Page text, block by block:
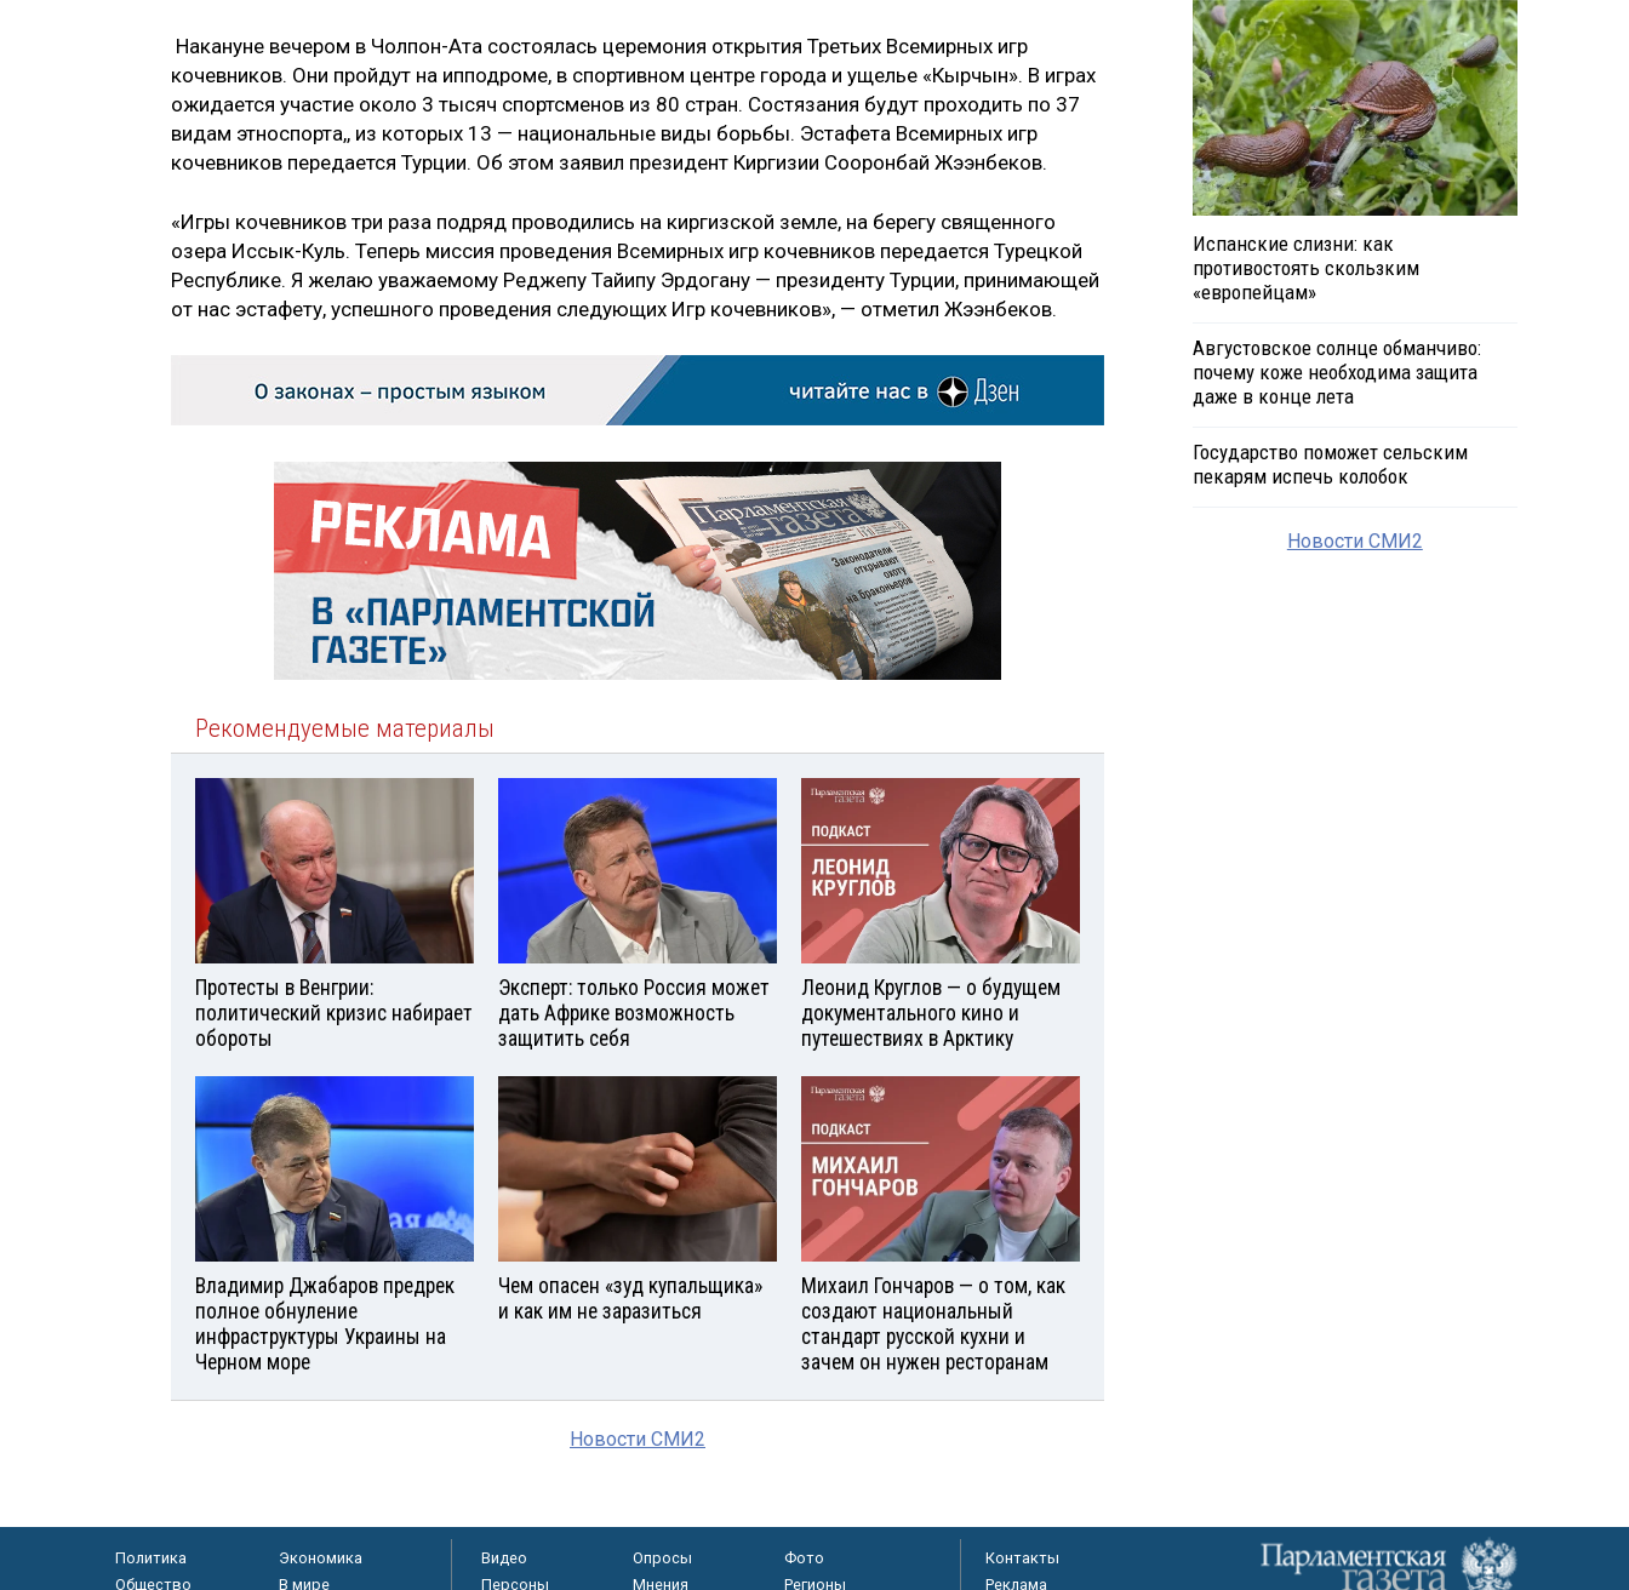
Накануне вечером в Чолпон-Ата состоялась церемония открытия Третьих Всемирных игр
кочевников. Они пройдут на ипподроме, в спортивном центре города и ущелье «Кырчын». В играх
ожидается участие около 3 тысяч спортсменов из 80 стран. Состязания будут проходить по 37
видам этноспорта,, из которых 13 — национальные виды борьбы. Эстафета Всемирных игр
кочевников передается Турции. Об этом заявил президент Киргизии Сооронбай Жээнбеков.
«Игры кочевников три раза подряд проводились на киргизской земле, на берегу священного
озера Иссык-Куль. Теперь миссия проведения Всемирных игр кочевников передается Турецкой
Республике. Я желаю уважаемому Реджепу Тайипу Эрдогану — президенту Турции, принимающей
от нас эстафету, успешного проведения следующих Игр кочевников», — отметил Жээнбеков.
Рекомендуемые материалы
Протесты в Венгрии:
политический кризис набирает
обороты
Эксперт: только Россия может
дать Африке возможность
защитить себя
Леонид Круглов — о будущем
документального кино и
путешествиях в Арктику
Владимир Джабаров предрек
полное обнуление
инфраструктуры Украины на
Черном море
Чем опасен «зуд купальщика»
и как им не заразиться
Михаил Гончаров — о том, как
создают национальный
стандарт русской кухни и
зачем он нужен ресторанам
Новости СМИ2
Испанские слизни: как
противостоять скользким
«европейцам»
Августовское солнце обманчиво:
почему коже необходима защита
даже в конце лета
Государство поможет сельским
пекарям испечь колобок
Новости СМИ2
Политика
Экономика
Общество
В мире
Видео Опросы
Фото
Персоны
Мнения Регионы
Контакты
Реклама